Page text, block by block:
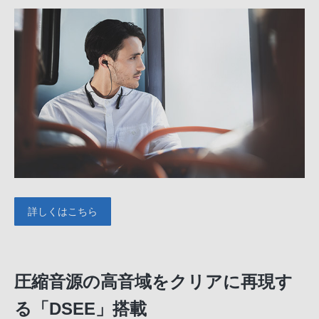
詳しくはこちら
圧縮音源の高音域をクリアに再現す
る「DSEE」搭載